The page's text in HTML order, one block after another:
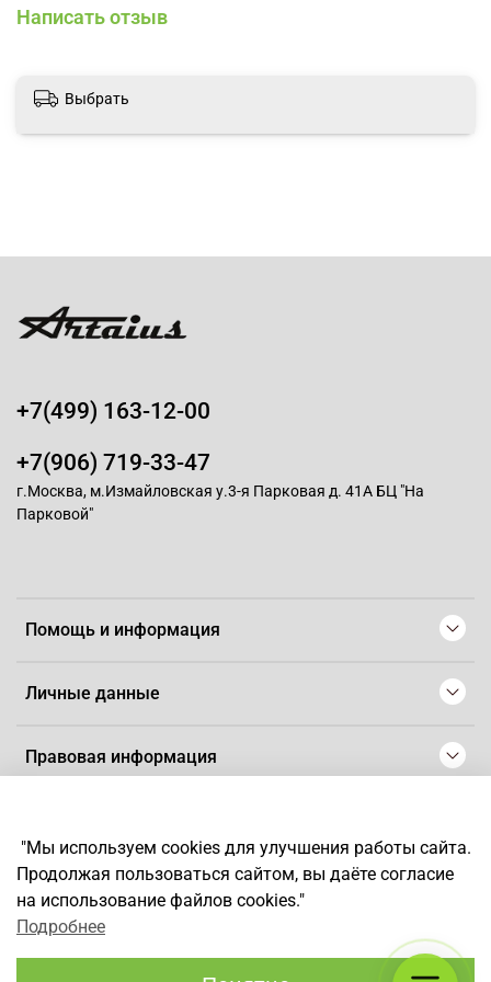
Написать отзыв
Выбрать
Помощь и информация
Личные данные
Правовая информация
+7(499) 163-12-00
+7(906) 719-33-47
г.Москва, м.Измайловская у.3-я Парковая д. 41А БЦ "На
Парковой"
*Любое использование контента без письменного разрешения
запрещено
"Мы используем cookies для улучшения работы сайта.
Продолжая пользоваться сайтом, вы даёте согласие
на использование файлов cookies."
Подробнее